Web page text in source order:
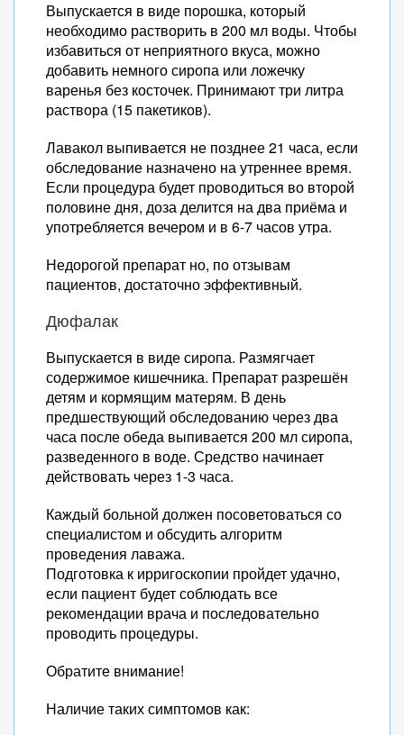
Выпускается в виде порошка, который
необходимо растворить в 200 мл воды. Чтобы
избавиться от неприятного вкуса, можно
добавить немного сиропа или ложечку
варенья без косточек. Принимают три литра
раствора (15 пакетиков).
Лавакол выпивается не позднее 21 часа, если
обследование назначено на утреннее время.
Если процедура будет проводиться во второй
половине дня, доза делится на два приёма и
употребляется вечером и в 6-7 часов утра.
Недорогой препарат но, по отзывам
пациентов, достаточно эффективный.
Дюфалак
Выпускается в виде сиропа. Размягчает
содержимое кишечника. Препарат разрешён
детям и кормящим матерям. В день
предшествующий обследованию через два
часа после обеда выпивается 200 мл сиропа,
разведенного в воде. Средство начинает
действовать через 1-3 часа.
Каждый больной должен посоветоваться со
специалистом и обсудить алгоритм
проведения лаважа.
Подготовка к ирригоскопии пройдет удачно,
если пациент будет соблюдать все
рекомендации врача и последовательно
проводить процедуры.
Обратите внимание!
Наличие таких симптомов как: